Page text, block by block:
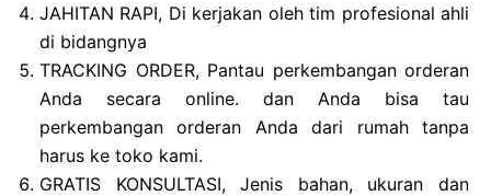
JAHITAN RAPI, Di kerjakan oleh tim profesional ahli
di bidangnya
TRACKING ORDER, Pantau perkembangan orderan
Anda secara online. dan Anda bisa tau
perkembangan orderan Anda dari rumah tanpa
harus ke toko kami.
GRATIS KONSULTASI, Jenis bahan, ukuran dan